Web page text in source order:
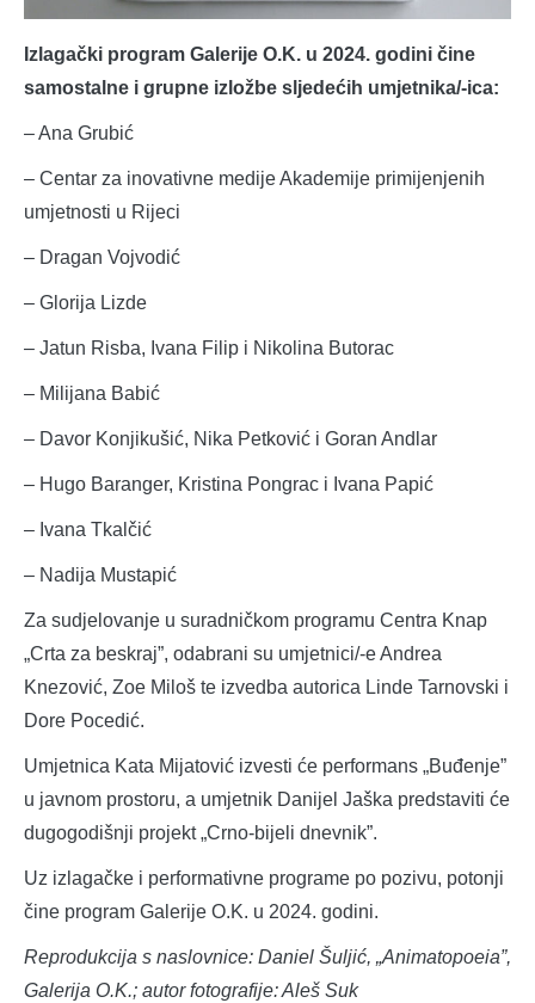
Izlagački program Galerije O.K. u 2024. godini čine
samostalne i grupne izložbe sljedećih umjetnika/-ica:
– Ana Grubić
– Centar za inovativne medije Akademije primijenjenih
umjetnosti u Rijeci
– Dragan Vojvodić
– Glorija Lizde
– Jatun Risba, Ivana Filip i Nikolina Butorac
– Milijana Babić
– Davor Konjikušić, Nika Petković i Goran Andlar
– Hugo Baranger, Kristina Pongrac i Ivana Papić
– Ivana Tkalčić
– Nadija Mustapić
Za sudjelovanje u suradničkom programu Centra Knap
„Crta za beskraj”, odabrani su umjetnici/-e Andrea
Knezović, Zoe Miloš te izvedba autorica Linde Tarnovski i
Dore Pocedić.
Umjetnica Kata Mijatović izvesti će performans „Buđenje”
u javnom prostoru, a umjetnik Danijel Jaška predstaviti će
dugogodišnji projekt „Crno-bijeli dnevnik”.
Uz izlagačke i performativne programe po pozivu, potonji
čine program Galerije O.K. u 2024. godini.
Reprodukcija s naslovnice: Daniel Šuljić, „Animatopoeia”,
Galerija O.K.; autor fotografije: Aleš Suk